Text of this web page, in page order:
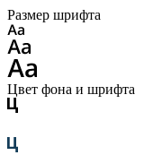
Размер шрифта
Цвет фона и шрифта